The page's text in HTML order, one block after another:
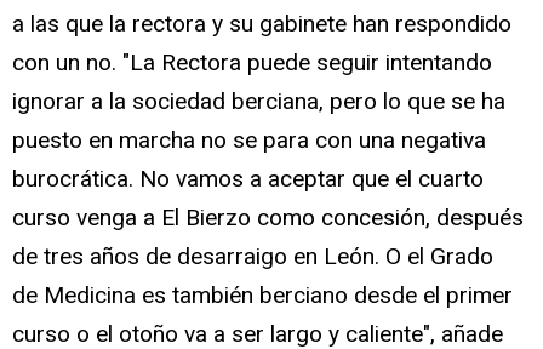
a las que la rectora y su gabinete han respondido
con un no. "La Rectora puede seguir intentando
ignorar a la sociedad berciana, pero lo que se ha
puesto en marcha no se para con una negativa
burocrática. No vamos a aceptar que el cuarto
curso venga a El Bierzo como concesión, después
de tres años de desarraigo en León. O el Grado
de Medicina es también berciano desde el primer
curso o el otoño va a ser largo y caliente", añade